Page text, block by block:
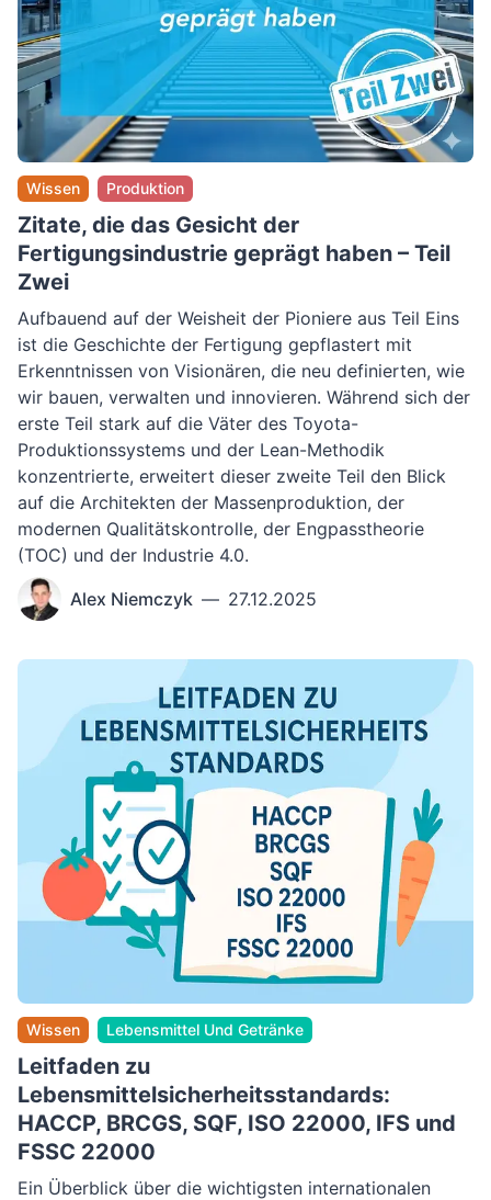
Wissen Produktion
Zitate, die das Gesicht der
Fertigungsindustrie geprägt haben – Teil
Zwei
Aufbauend auf der Weisheit der Pioniere aus Teil Eins
ist die Geschichte der Fertigung gepflastert mit
Erkenntnissen von Visionären, die neu definierten, wie
wir bauen, verwalten und innovieren. Während sich der
erste Teil stark auf die Väter des Toyota-
Produktionssystems und der Lean-Methodik
konzentrierte, erweitert dieser zweite Teil den Blick
auf die Architekten der Massenproduktion, der
modernen Qualitätskontrolle, der Engpasstheorie
(TOC) und der Industrie 4.0.
Alex Niemczyk — 27.12.2025
Wissen Lebensmittel Und Getränke
Leitfaden zu
Lebensmittelsicherheitsstandards:
HACCP, BRCGS, SQF, ISO 22000, IFS und
FSSC 22000
Ein Überblick über die wichtigsten internationalen